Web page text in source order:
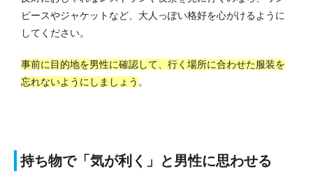
ピースやジャケットなど、大人っぽい格好を心がけるように
してください。
事前に目的地を男性に確認して、行く場所に合わせた服装を
忘れないようにしましょう 。
持ち物で「気が利く」と男性に思わせる